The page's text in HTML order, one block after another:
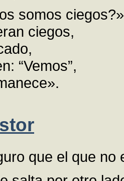
somos
ciegos,
“Vemos”,
que el que no